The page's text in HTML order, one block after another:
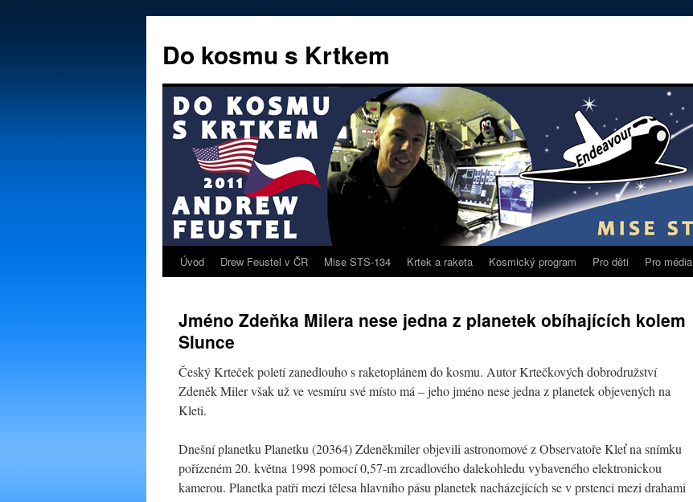
obsahu
webu
Do kosmu s Krtkem
Úvod Drew Feustel v ČR Mise STS-134 Krtek a raketa Kosmický program Pro děti Pro média
Jméno Zdeňka Milera nese jedna z planetek obíhajících kolem
Slunce
Český Krteček poletí zanedlouho s raketoplánem do kosmu. Autor Krtečkových dobrodružství
Zdeněk Miler však už ve vesmíru své místo má – jeho jméno nese jedna z planetek objevených na
Kleti.
Dnešní planetku Planetku (20364) Zdeněkmiler objevili astronomové z Observatoře Kleť na snímku
pořízeném 20. května 1998 pomocí 0,57-m zrcadlového dalekohledu vybaveného elektronickou
kamerou. Planetka patří mezi tělesa hlavního pásu planetek nacházejících se v prstenci mezi drahami